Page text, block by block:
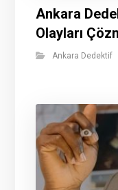
Ankara
Olayları
Ankara Dedektif